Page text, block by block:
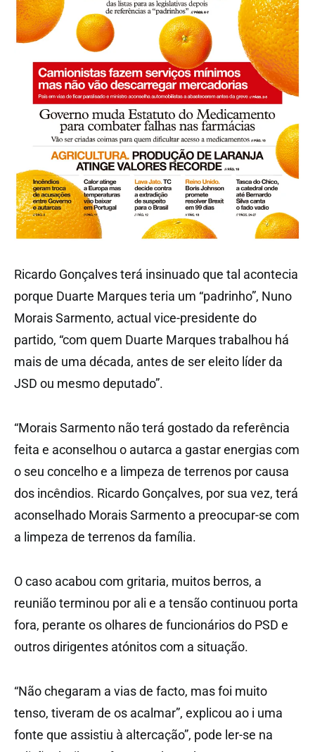
Ricardo Gonçalves terá insinuado que tal acontecia
porque Duarte Marques teria um “padrinho”, Nuno
Morais Sarmento, actual vice-presidente do
partido, “com quem Duarte Marques trabalhou há
mais de uma década, antes de ser eleito líder da
JSD ou mesmo deputado”.
“Morais Sarmento não terá gostado da referência
feita e aconselhou o autarca a gastar energias com
o seu concelho e a limpeza de terrenos por causa
dos incêndios. Ricardo Gonçalves, por sua vez, terá
aconselhado Morais Sarmento a preocupar-se com
a limpeza de terrenos da família.
O caso acabou com gritaria, muitos berros, a
reunião terminou por ali e a tensão continuou porta
fora, perante os olhares de funcionários do PSD e
outros dirigentes atónitos com a situação.
“Não chegaram a vias de facto, mas foi muito
tenso, tiveram de os acalmar”, explicou ao i uma
fonte que assistiu à altercação”, pode ler-se na